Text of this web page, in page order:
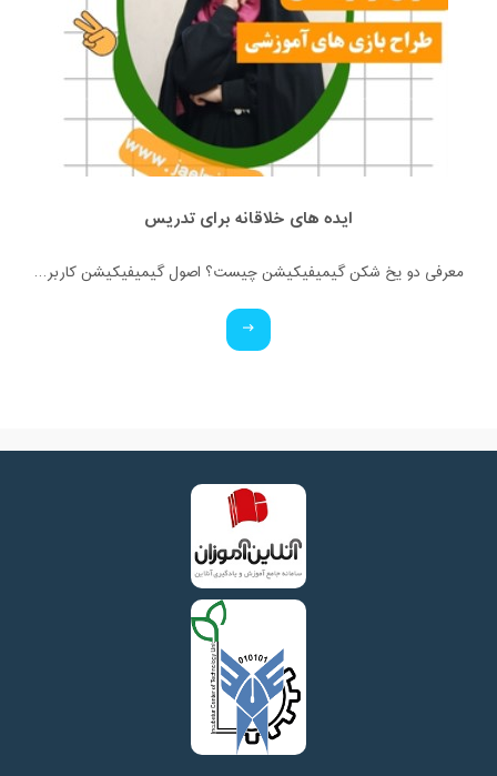
ایده های خلاقانه برای تدریس
معرفی دو یخ شکن گیمیفیکیشن چیست؟ اصول گیمیفیکیشن کاربرد گیمیفیکیشن آشنایی با انواع بازی های کلاسی (آنلاین و فیزیکی)